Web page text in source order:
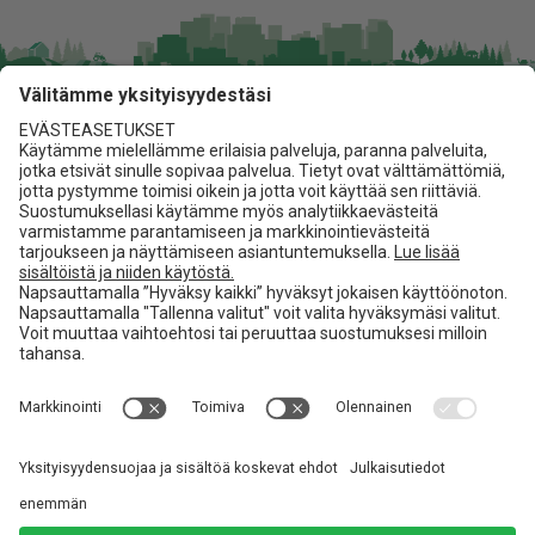
Jita Oy
Lakarintie 10, 34800 Virrat
03 475 6100
info@jita.fi
Asiakaspalvelu
Seuraa meitä